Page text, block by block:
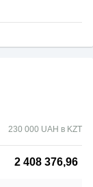
230 000 UAH в KZT
2 408 376,96